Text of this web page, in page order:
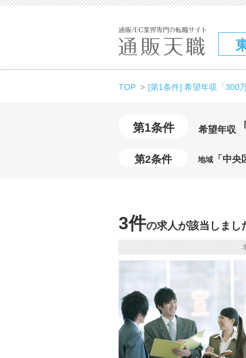
TOP [第1条件] 希望年収「300万
第1条件 希望年収
第2条件 地域 「中央
3件の求人が該当しまし